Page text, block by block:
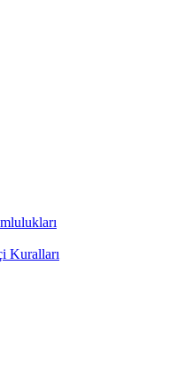
Kuralları